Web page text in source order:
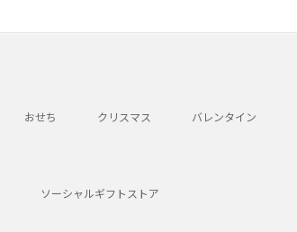
おせち クリスマス バレンタイン
ソーシャルギフトストア